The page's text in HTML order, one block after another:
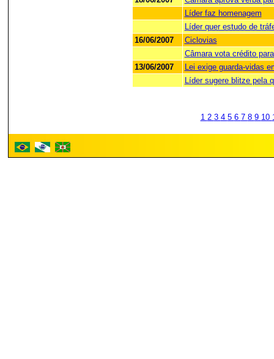
Líder faz homenagem
Líder quer estudo de
16/06/2007
Ciclovias
Câmara vota crédito
13/06/2007
Lei exige guarda-vidas
Líder sugere blitze pela
1 2 3 4 5 6 7 8 9 10